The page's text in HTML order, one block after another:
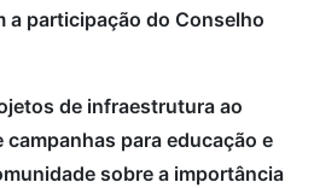
participação do Conselho
de infraestrutura ao
para educação e
sobre a importância